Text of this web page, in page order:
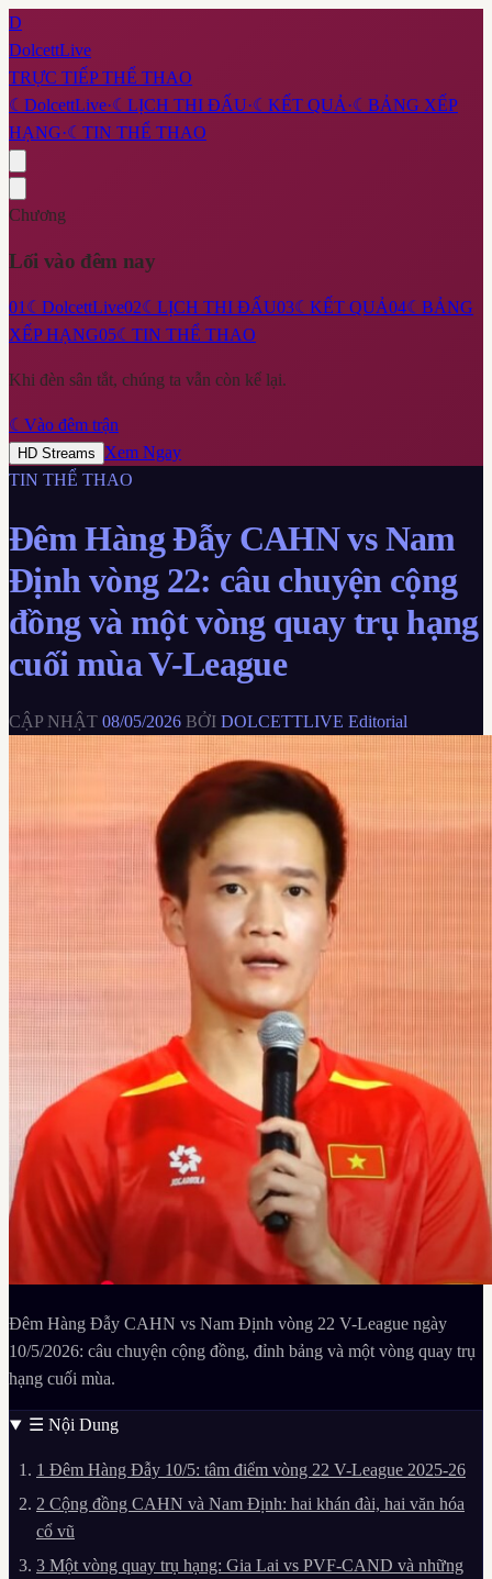
D
DolcettLive
TRỰC TIẾP THỂ THAO
☾ DolcettLive·☾ LỊCH THI ĐẤU·☾ KẾT QUẢ ·☾ BẢNG XẾP
HẠNG·☾ TIN THỂ THAO
Chương
Lối vào đêm nay
01☾ DolcettLive02☾ LỊCH THI ĐẤU03☾ KẾT QUẢ04☾ BẢNG
XẾP HẠNG05☾ TIN THỂ THAO
Khi đèn sân tắt, chúng ta vẫn còn kể lại.
☾ Vào đêm trận
HD Streams Xem Ngay
TIN THỂ THAO
Đêm Hàng Đẫy CAHN vs Nam
Định vòng 22: câu chuyện cộng
đồng và một vòng quay trụ hạng
cuối mùa V-League
CẬP NHẬT 08/05/2026 BỞI DOLCETTLIVE Editorial
Đêm Hàng Đẫy CAHN vs Nam Định vòng 22 V-League ngày
10/5/2026: câu chuyện cộng đồng, đỉnh bảng và một vòng quay trụ
hạng cuối mùa.
☰ Nội Dung
1 Đêm Hàng Đẫy 10/5: tâm điểm vòng 22 V-League 2025-26
2 Cộng đồng CAHN và Nam Định: hai khán đài, hai văn hóa
cổ vũ
3 Một vòng quay trụ hạng: Gia Lai vs PVF-CAND và những